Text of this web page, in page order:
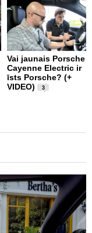
Vai jaunais Porsche
Cayenne Electric ir
īsts Porsche? (+
VIDEO)
3